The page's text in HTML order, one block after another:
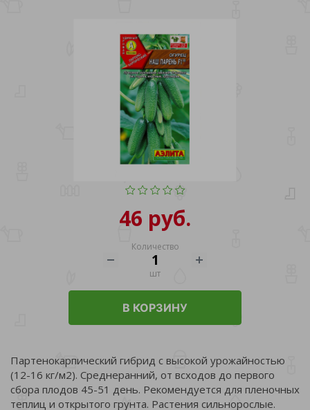
46 руб.
Количество
шт
В КОРЗИНУ
Партенокарпический гибрид с высокой урожайностью
(12-16 кг/м2). Среднеранний, от всходов до первого
сбора плодов 45-51 день. Рекомендуется для пленочных
теплиц и открытого грунта. Растения сильнорослые.